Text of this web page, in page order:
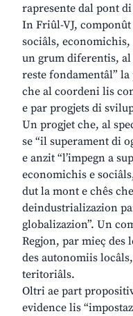
rapresente dal pont
In Friûl-VJ,
sociâls,
un grum diferentis, al
reste fondamentâl”
che al coordeni lis
e par progjets di
Un progjet che, al
se “il superament di
e anzit “l’impegn a
economichis e
dut la mont e chês
deindustrializazion
globalizazion”. Un
Regjon, par mieç des
des autonomiis
teritoriâls.
Oltri ae part
evidence lis